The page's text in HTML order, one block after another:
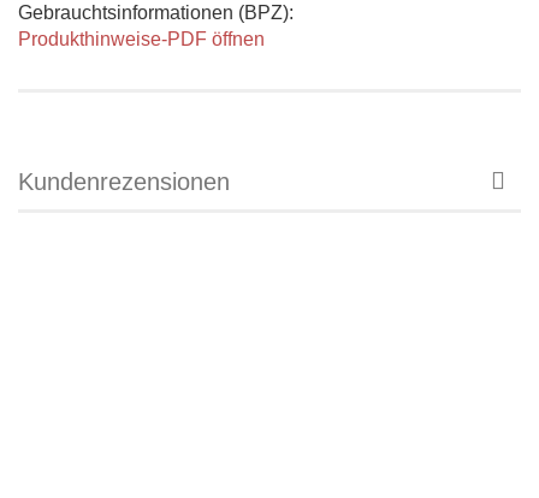
Gebrauchtsinformationen (BPZ):
Produkthinweise-PDF öffnen
Kundenrezensionen